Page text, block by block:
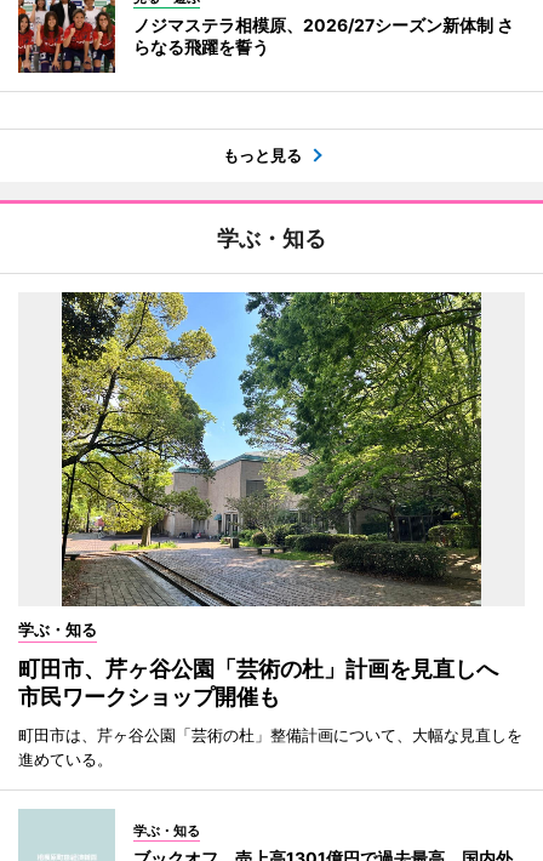
ノジマステラ相模原、2026/27シーズン新体制 さ
らなる飛躍を誓う
もっと見る
学ぶ・知る
学ぶ・知る
町田市、芹ヶ谷公園「芸術の杜」計画を見直しへ
市民ワークショップ開催も
町田市は、芹ヶ谷公園「芸術の杜」整備計画について、大幅な見直しを
進めている。
学ぶ・知る